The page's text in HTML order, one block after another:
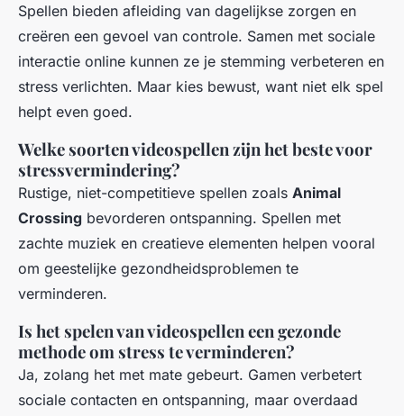
Spellen bieden afleiding van dagelijkse zorgen en
creëren een gevoel van controle. Samen met sociale
interactie online kunnen ze je stemming verbeteren en
stress verlichten. Maar kies bewust, want niet elk spel
helpt even goed.
Welke soorten videospellen zijn het beste voor
stressvermindering?
Rustige, niet-competitieve spellen zoals Animal
Crossing bevorderen ontspanning. Spellen met
zachte muziek en creatieve elementen helpen vooral
om geestelijke gezondheidsproblemen te
verminderen.
Is het spelen van videospellen een gezonde
methode om stress te verminderen?
Ja, zolang het met mate gebeurt. Gamen verbetert
sociale contacten en ontspanning, maar overdaad